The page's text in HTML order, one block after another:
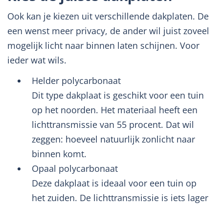
Ook kan je kiezen uit verschillende dakplaten. De
een wenst meer privacy, de ander wil juist zoveel
mogelijk licht naar binnen laten schijnen. Voor
ieder wat wils.
Helder polycarbonaat
Dit type dakplaat is geschikt voor een tuin
op het noorden. Het materiaal heeft een
lichttransmissie van 55 procent. Dat wil
zeggen: hoeveel natuurlijk zonlicht naar
binnen komt.
Opaal polycarbonaat
Deze dakplaat is ideaal voor een tuin op
het zuiden. De lichttransmissie is iets lager